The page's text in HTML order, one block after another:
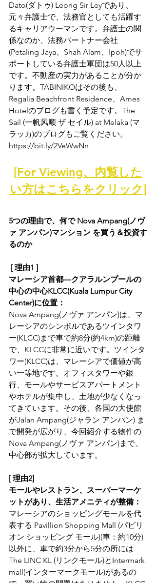
Dato(ダトゥ) Leong Sir Leyであり、
元々弁護士で、法務官としても活躍す
るキャリアウーマンです。弁護士の関
係なのか、法務パートナー会社
(Petaling Jaya、Shah Alam、Ipoh)でサ
ポートしている弁護士軍団は50人以上
です。不動産の実力があることが分か
ります。TABINIKOはその後も、
Regalia Beachfront Residence、Ames
Hotelのブログも書く予定です。The
Sail (一帆风顺 ザ セイル) at Melaka (マ
ラッカ)のブログもご覧ください。
https://bit.ly/2VeWwNn
[For Viewing、内覧した
い方はこちらをクリック]
5つの理由で、何で Nova Ampang(ノヴ
ァ アンパン)マンション を買う＆投資す
るのか
[ 理由1 ]
マレーシア首都―クアラルンプールの
中心の中心KLCC(Kuala Lumpur City
Center)に位置：
Nova Ampang(ノヴァ アンパン)は、マ
レーシアのシンボルであるツインタワ
ー(KLCC)まで車で約8分(約4km)の距離
で、KLCCに非常に近いです。ツインタ
ワー(KLCC)は、マレーシアで価値が高
い一等地です。オフィスタワーや銀
行、モールやサービスアパートメント
やホテルが集中し、土地が少なくなっ
てきています。その後、各国の大使館
がJalan Ampang(ジャラン アンパン) ま
で開発が広がり、今回紹介する物件の
Nova Ampang(ノヴァ アンパン)まで、
中心部が拡大しています。
[ 理由2]
モールやレストラン、スーパーマーケ
ットがあり、生活アメニティが整備：
マレーシアのショッピングモールを代
表する Pavillion Shopping Mall (パビリ
オン ショッピング モール)(車：約10分)
以外に、車で約3分から5分の所には
The LINC KL (リンクモール)とIntermark
mall(インターマークモール)があるの